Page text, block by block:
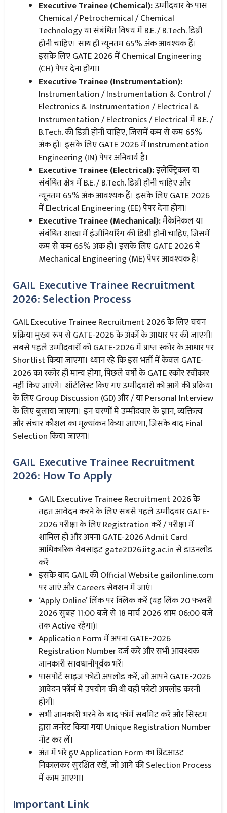
Executive Trainee (Chemical):उम्मीदवार के पास
Chemical / Petrochemical / Chemical
Technology या संबंधित विषय में B.E. / B.Tech. डिग्री
होनी चाहिए। साथ ही न्यूनतम 65% अंक आवश्यक हैं।
इसके लिए GATE 2026 में Chemical Engineering
(CH) पेपर देना होगा।
Executive Trainee (Instrumentation):
Instrumentation / Instrumentation & Control /
Electronics & Instrumentation / Electrical &
Instrumentation / Electronics / Electrical में B.E. /
B.Tech. की डिग्री होनी चाहिए, जिसमें कम से कम 65%
अंक हों। इसके लिए GATE 2026 में Instrumentation
Engineering (IN) पेपर अनिवार्य है।
Executive Trainee (Electrical):इलेक्ट्रिकल या
संबंधित क्षेत्र में B.E. / B.Tech. डिग्री होनी चाहिए और
न्यूनतम 65% अंक आवश्यक हैं। इसके लिए GATE 2026
में Electrical Engineering (EE) पेपर देना होगा।
Executive Trainee (Mechanical):मैकेनिकल या
संबंधित शाखा में इंजीनियरिंग की डिग्री होनी चाहिए, जिसमें
कम से कम 65% अंक हों। इसके लिए GATE 2026 में
Mechanical Engineering (ME) पेपर आवश्यक है।
GAIL Executive Trainee Recruitment
2026: Selection Process
GAIL Executive Trainee Recruitment 2026 के लिए चयन
प्रक्रिया मुख्य रूप से GATE-2026 के अंकों के आधार पर की जाएगी।
सबसे पहले उम्मीदवारों को GATE-2026 में प्राप्त स्कोर के आधार पर
Shortlist किया जाएगा। ध्यान रहे कि इस भर्ती में केवल GATE-
2026 का स्कोर ही मान्य होगा, पिछले वर्षों के GATE स्कोर स्वीकार
नहीं किए जाएंगे। शॉर्टलिस्ट किए गए उम्मीदवारों को आगे की प्रक्रिया
के लिए Group Discussion (GD) और / या Personal Interview
के लिए बुलाया जाएगा। इन चरणों में उम्मीदवार के ज्ञान, व्यक्तित्व
और संचार कौशल का मूल्यांकन किया जाएगा, जिसके बाद Final
Selection किया जाएगा।
GAIL Executive Trainee Recruitment
2026: How To Apply
GAIL Executive Trainee Recruitment 2026 के
तहत आवेदन करने के लिए सबसे पहले उम्मीदवार GATE-
2026 परीक्षा के लिए Registration करें / परीक्षा में
शामिल हों और अपना GATE-2026 Admit Card
आधिकारिक वेबसाइट gate2026.iitg.ac.in से डाउनलोड
करें
इसके बाद GAIL की Official Website gailonline.com
पर जाएं और Careers सेक्शन में जाएं।
‘Apply Online’ लिंक पर क्लिक करें (यह लिंक 20 फरवरी
2026 सुबह 11:00 बजे से 18 मार्च 2026 शाम 06:00 बजे
तक Active रहेगा)।
Application Form में अपना GATE-2026
Registration Number दर्ज करें और सभी आवश्यक
जानकारी सावधानीपूर्वक भरें।
पासपोर्ट साइज फोटो अपलोड करें, जो आपने GATE-2026
आवेदन फॉर्म में उपयोग की थी वही फोटो अपलोड करनी
होगी।
सभी जानकारी भरने के बाद फॉर्म सबमिट करें और सिस्टम
द्वारा जनरेट किया गया Unique Registration Number
नोट कर लें।
अंत में भरे हुए Application Form का प्रिंटआउट
निकालकर सुरक्षित रखें, जो आगे की Selection Process
में काम आएगा।
Important Link